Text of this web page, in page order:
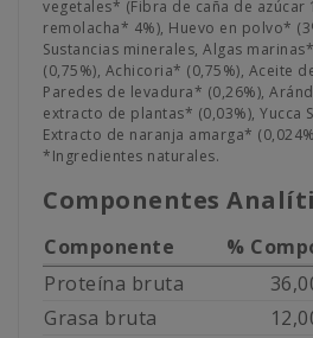
vegetales* (Fibra de caña de azúcar
remolacha* 4%), Huevo en polvo*
Sustancias minerales, Algas
(0,75%), Achicoria* (0,75%), Aceite
Paredes de levadura* (0,26%),
extracto de plantas* (0,03%), Yucca
Extracto de naranja amarga*
*Ingredientes naturales.
Componentes
Componente
%
Proteína bruta
Grasa bruta